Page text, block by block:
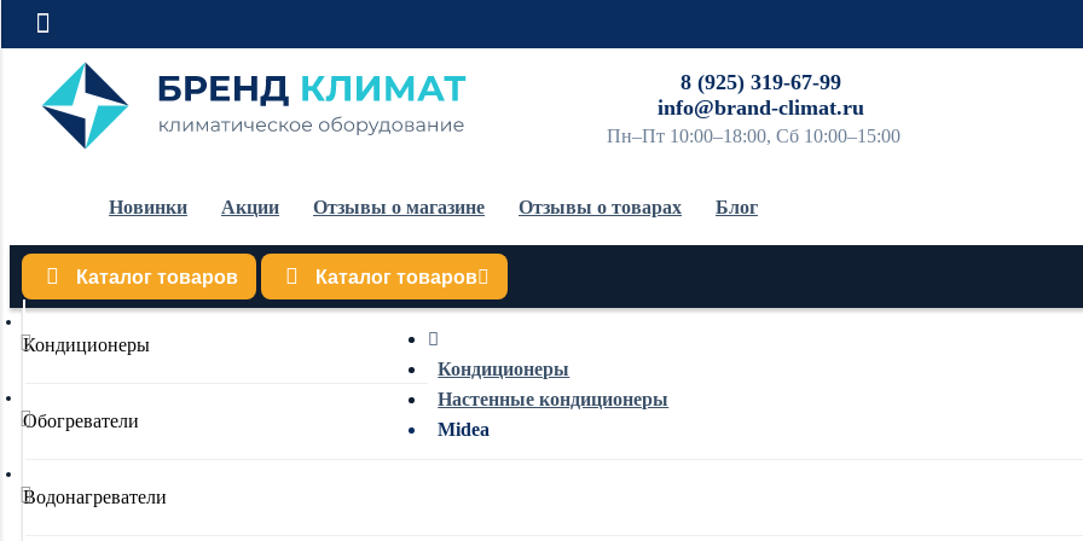
8 (925) 319-67-99
info@brand-climat.ru
Пн–Пт 10:00–18:00, Сб 10:00–15:00
Новинки Акции Отзывы о магазине Отзывы о товарах Блог
Каталог товаров Каталог товаров
Кондиционеры
Обогреватели
Водонагреватели
Кондиционеры
Настенные кондиционеры
Midea